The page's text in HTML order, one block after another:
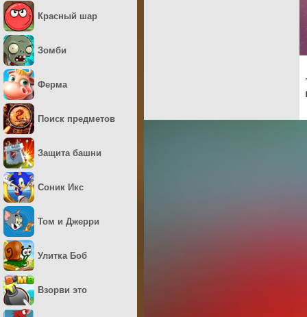
Красный шар
Зомби
Ферма
Поиск предметов
Защита башни
Соник Икс
Том и Джерри
Улитка Боб
Взорви это